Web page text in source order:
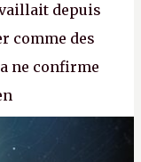
depuis
comme des
ne confirme
ils bossent
vs. Les